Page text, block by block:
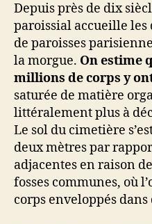
Depuis près de dix
paroissial accueille
de paroisses
la morgue. On estime
millions de corps y
saturée de matière
littéralement plus à
Le sol du cimetière
deux mètres par
adjacentes en raison
fosses communes, où
corps enveloppés